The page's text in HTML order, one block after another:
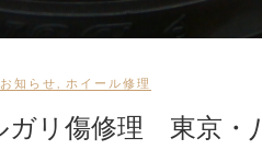
お知らせ ホイール修理
リ傷修理 東京・